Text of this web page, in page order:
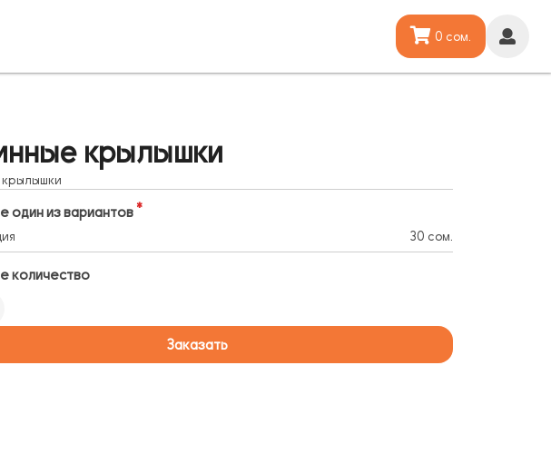
0 сом.
крылышки
крылышки
один из вариантов
30 сом.
количество
Заказать